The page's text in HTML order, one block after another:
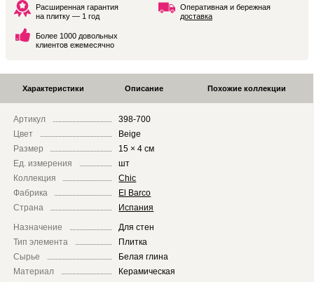
Расширенная гарантия
на плитку — 1 год
Оперативная и бережная
доставка
Более 1000 довольных
клиентов ежемесячно
Характеристики Описание Похожие коллекции
Артикул
398-700
Цвет
Beige
Размер
15 × 4 см
Ед. измерения
шт
Коллекция
Chic
Фабрика
El Barco
Страна
Испания
Назначение
Для стен
Тип элемента
Плитка
Сырье
Белая глина
Материал
Керамическая